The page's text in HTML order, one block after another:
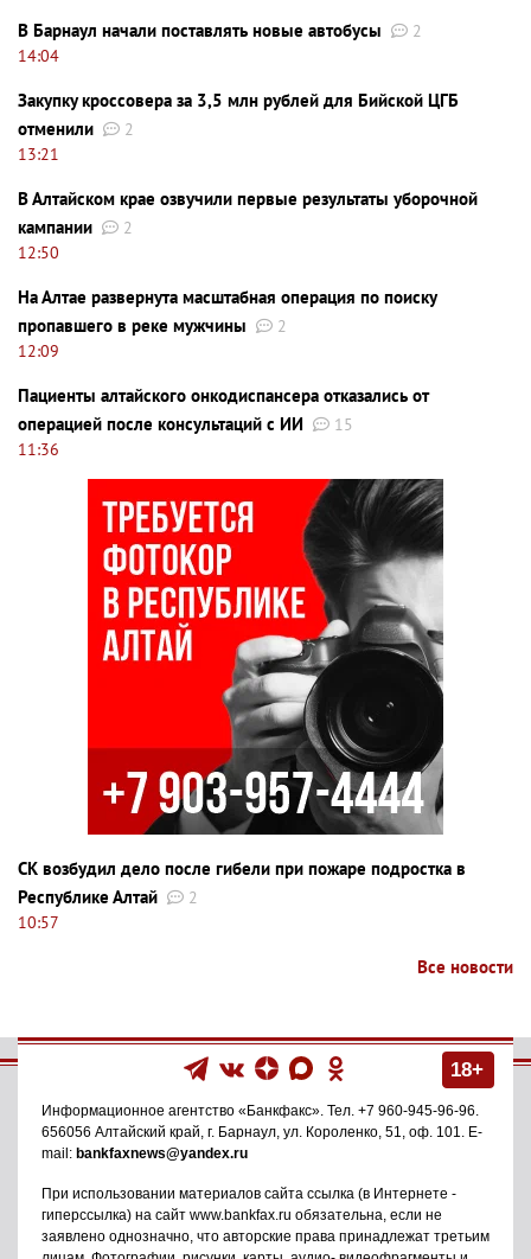
В Барнаул начали поставлять новые автобусы
2
14:04
Закупку кроссовера за 3,5 млн рублей для Бийской ЦГБ
отменили
2
13:21
В Алтайском крае озвучили первые результаты уборочной
кампании
2
12:50
На Алтае развернута масштабная операция по поиску
пропавшего в реке мужчины
2
12:09
Пациенты алтайского онкодиспансера отказались от
операцией после консультаций с ИИ
15
11:36
СК возбудил дело после гибели при пожаре подростка в
Республике Алтай
2
10:57
Все новости
18+
Информационное агентство «Банкфакс» . Тел. +7 960-945-96-96
656056 Алтайский край, г. Барнаул ул. Короленко, 51, оф. 101
. E-
mail: bankfaxnews@yandex.ru
При использовании материалов сайта ссылка (в Интернете -
гиперссылка) на сайт www.bankfax.ru обязательна, если не
заявлено однозначно, что авторские права принадлежат третьим